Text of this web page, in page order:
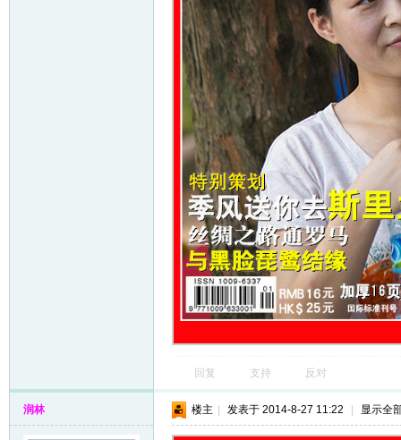
回复 支持 反对
润林 楼主 发表于 2014-8-27 11:22 显示全